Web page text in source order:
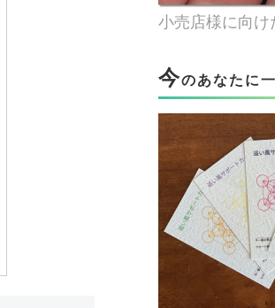
小売店様に向け
今のあなたに